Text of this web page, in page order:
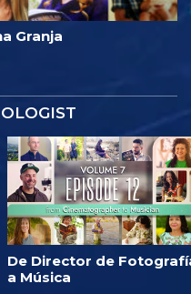
Granja
De Director de
a Música